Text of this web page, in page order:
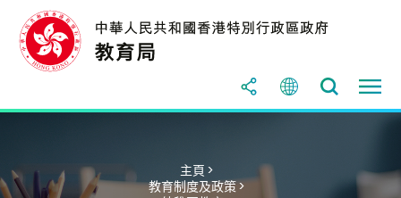
主頁 >
教育制度及政策 >